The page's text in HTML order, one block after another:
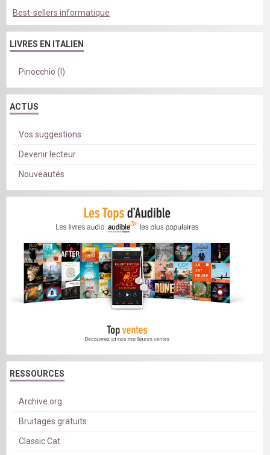
Best-sellers informatique
LIVRES EN ITALIEN
Pinocchio (I)
ACTUS
Vos suggestions
Devenir lecteur
Nouveautés
RESSOURCES
Archive.org
Bruitages gratuits
Classic Cat